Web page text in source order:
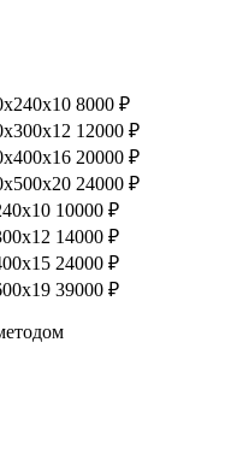
8000 ₽
12000 ₽
20000 ₽
24000 ₽
10000 ₽
14000 ₽
24000 ₽
39000 ₽